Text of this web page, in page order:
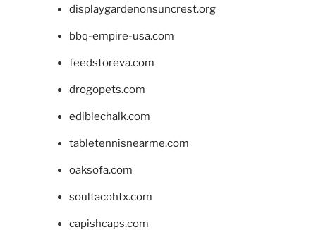
displaygardenonsuncrest.org
bbq-empire-usa.com
feedstoreva.com
drogopets.com
ediblechalk.com
tabletennisnearme.com
oaksofa.com
soultacohtx.com
capishcaps.com